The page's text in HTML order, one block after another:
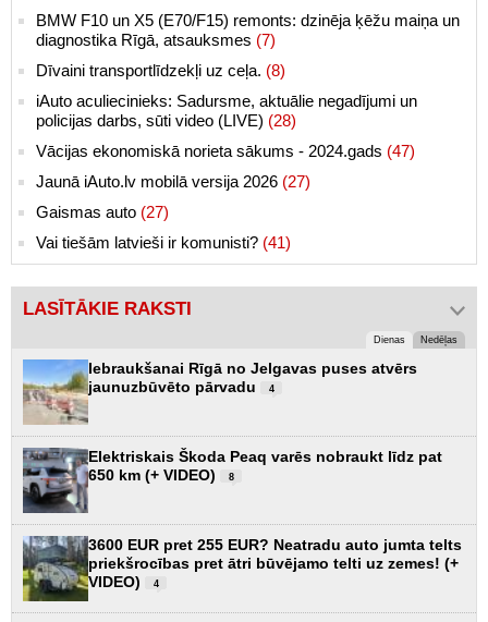
BMW F10 un X5 (E70/F15) remonts: dzinēja ķēžu maiņa un
diagnostika Rīgā, atsauksmes (7)
Dīvaini transportlīdzekļi uz ceļa. (8)
iAuto aculiecinieks: Sadursme, aktuālie negadījumi un
policijas darbs, sūti video (LIVE) (28)
Vācijas ekonomiskā norieta sākums - 2024.gads (47)
Jaunā iAuto.lv mobilā versija 2026 (27)
Gaismas auto (27)
Vai tiešām latvieši ir komunisti? (41)
LASĪTĀKIE RAKSTI
Dienas Nedēļas
Iebraukšanai Rīgā no Jelgavas puses atvērs
jaunuzbūvēto pārvadu
4
Elektriskais Škoda Peaq varēs nobraukt līdz pat
650 km (+ VIDEO)
8
3600 EUR pret 255 EUR? Neatradu auto jumta telts
priekšrocības pret ātri būvējamo telti uz zemes! (+
VIDEO)
4